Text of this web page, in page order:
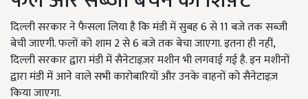
दिल्ली सरकार ने फैसला लिया है कि मंडी में सुबह 6 से 11 बजे तक सब्जी
बेची जाएगी. फलों को शाम 2 से 6 बजे तक बेचा जाएगा. इतना ही नहीं,
दिल्ली सरकार द्वारा मंडी में सैनेटाइज़र मशीन भी लगवाई गई है. इन मशीनों
द्वारा मंडी में आने वाले सभी कारोबारियों और उनके वाहनों को सैनेटाइज़
किया जाएगा.